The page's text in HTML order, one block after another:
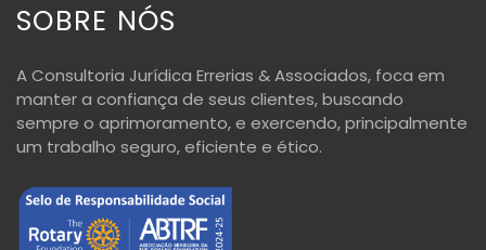
SOBRE NÓS
A Consultoria Jurídica Errerias & Associados, foca em
manter a confiança de seus clientes, buscando
sempre o aprimoramento, e exercendo, principalmente
um trabalho seguro, eficiente e ético.